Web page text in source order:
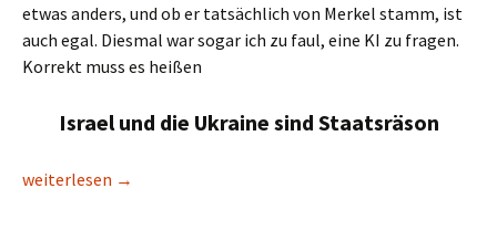
etwas anders, und ob er tatsächlich von Merkel stamm, ist
auch egal. Diesmal war sogar ich zu faul, eine KI zu fragen.
Korrekt muss es heißen
Israel und die Ukraine sind Staatsräson
Wie wird man „extremistischer Antisemit“?
weiterlesen →